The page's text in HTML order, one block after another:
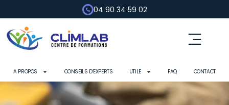
04 90 34 59 02
A PROPOS CONSEILS D’EXPERTS UTILE FAQ CONTACT